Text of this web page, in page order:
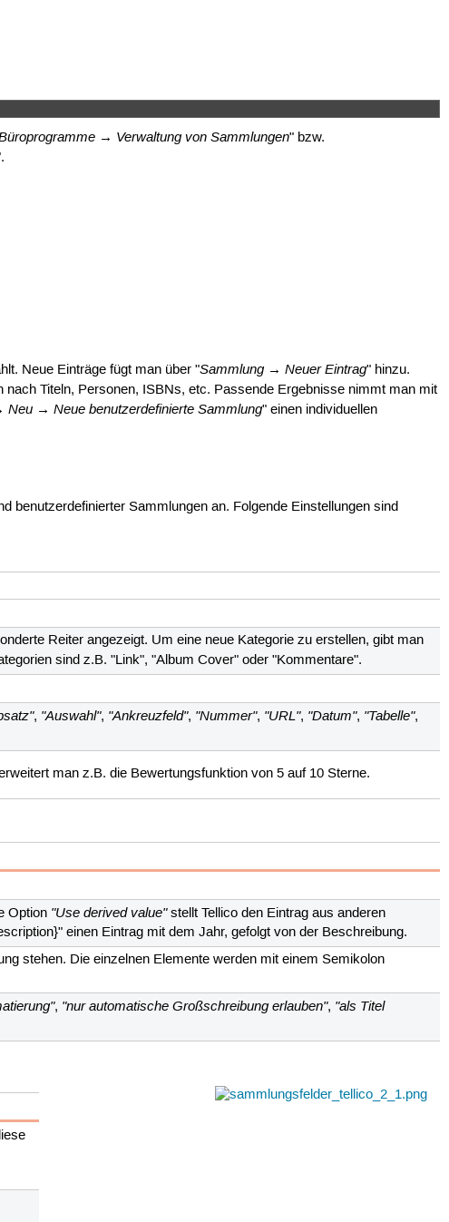
→ Verwaltung von Sammlungen" bzw.
Neue Einträge fügt man über "Sammlung → Neuer Eintrag" hinzu.
nach Titeln, Personen, ISBNs, etc. Passende Ergebnisse nimmt man mit
Neu → Neue benutzerdefinierte Sammlung" einen individuellen
benutzerdefinierter Sammlungen an. Folgende Einstellungen sind
Reiter angezeigt. Um eine neue Kategorie zu erstellen, gibt man
sind z.B. "Link", "Album Cover" oder "Kommentare".
, "Auswahl", "Ankreuzfeld", "Nummer", "URL", "Datum", "Tabelle",
man z.B. die Bewertungsfunktion von 5 auf 10 Sterne.
Option "Use derived value"stellt Tellico den Eintrag aus anderen
einen Eintrag mit dem Jahr, gefolgt von der Beschreibung.
stehen. Die einzelnen Elemente werden mit einem Semikolon
, "nur automatische Großschreibung erlauben", "als Titel